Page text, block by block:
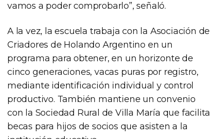
vamos a poder comprobarlo”, señaló.
A la vez, la escuela trabaja con la Asociación de
Criadores de Holando Argentino en un
programa para obtener, en un horizonte de
cinco generaciones, vacas puras por registro,
mediante identificación individual y control
productivo. También mantiene un convenio
con la Sociedad Rural de Villa María que facilita
becas para hijos de socios que asisten a la